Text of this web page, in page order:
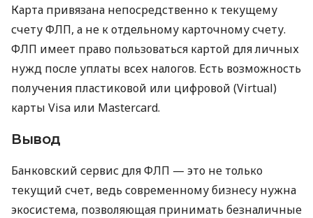
Карта привязана непосредственно к текущему
счету ФЛП, а не к отдельному карточному счету.
ФЛП имеет право пользоваться картой для личных
нужд после уплаты всех налогов. Есть возможность
получения пластиковой или цифровой (Virtual)
карты Visa или Mastercard.
Вывод
Банковский сервис для ФЛП — это не только
текущий счет, ведь современному бизнесу нужна
экосистема, позволяющая принимать безналичные